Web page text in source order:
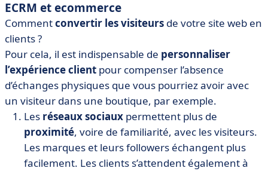
ECRM et ecommerce
Commentconvertir les visiteurs de votre site web en
clients ?
Pour cela, il est indispensable de personnaliser
l’expérience client pour compenser l’absence
d’échanges physiques que vous pourriez avoir avec
un visiteur dans une boutique, par exemple.
Les réseaux sociaux permettent plus de
proximité, voire de familiarité, avec les visiteurs.
Les marques et leurs followers échangent plus
facilement. Les clients s’attendent également à